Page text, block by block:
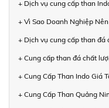
+ Dịch vụ cung cấp than
+ Vì Sao Doanh Nghiệp
+ Dịch vụ cung cấp than
+ Cung cấp than đá chất
+ Cung Cấp Than Indo Giá
+ Cung Cấp Than Quảng